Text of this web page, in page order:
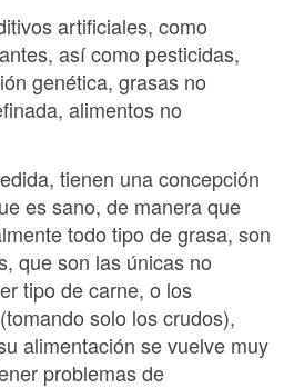
artificiales, como
así como pesticidas,
genética, grasas no
alimentos no
tienen una concepción
es sano, de manera que
todo tipo de grasa, son
que son las únicas no
tipo de carne, o los
solo los crudos),
alimentación se vuelve muy
problemas de